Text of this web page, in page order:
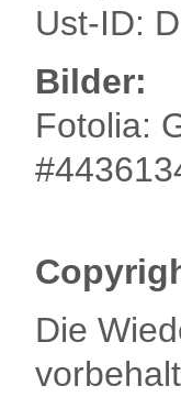
Ust-ID:
Bilder:
Fotolia:
Die